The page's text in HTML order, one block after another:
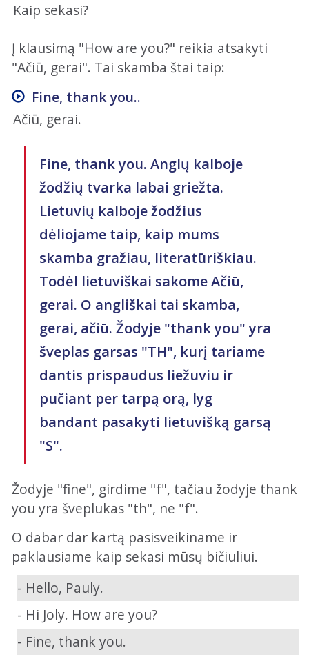
Kaip sekasi?
Į klausimą "How are you?" reikia atsakyti
"Ačiū, gerai". Tai skamba štai taip:
Fine, thank you..
Ačiū, gerai.
Fine, thank you. Anglų kalboje
žodžių tvarka labai griežta.
Lietuvių kalboje žodžius
dėliojame taip, kaip mums
skamba gražiau, literatūriškiau.
Todėl lietuviškai sakome Ačiū,
gerai. O angliškai tai skamba,
gerai, ačiū. Žodyje "thank you" yra
šveplas garsas "TH", kurį tariame
dantis prispaudus liežuviu ir
pučiant per tarpą orą, lyg
bandant pasakyti lietuvišką garsą
"S".
Žodyje "fine", girdime "f", tačiau žodyje thank
you yra šveplukas "th", ne "f".
O dabar dar kartą pasisveikiname ir
paklausiame kaip sekasi mūsų bičiuliui.
- Hello, Pauly.
- Hi Joly. How are you?
- Fine, thank you.